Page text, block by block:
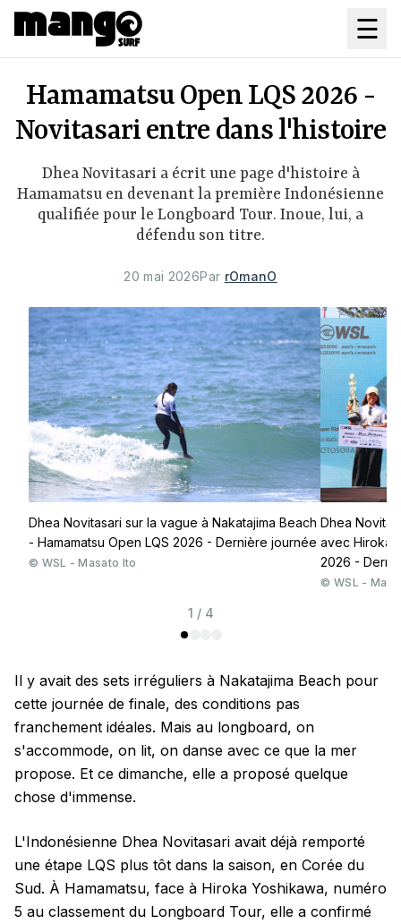
Aller au contenu principal
☰
Hamamatsu Open LQS 2026 -
Novitasari entre dans l'histoire
Dhea Novitasari a écrit une page d'histoire à
Hamamatsu en devenant la première Indonésienne
qualifiée pour le Longboard Tour. Inoue, lui, a
défendu son titre.
20 mai 2026Par rOmanO
Dhea Novitasari sur la vague à Nakatajima Beach
- Hamamatsu Open LQS 2026 - Dernière journée
© WSL - Masato Ito
Dhea
avec Hiroka
2026 -
© WSL -
1 / 4
Il y avait des sets irréguliers à Nakatajima Beach pour
cette journée de finale, des conditions pas
franchement idéales. Mais au longboard, on
s'accommode, on lit, on danse avec ce que la mer
propose. Et ce dimanche, elle a proposé quelque
chose d'immense.
L'Indonésienne Dhea Novitasari avait déjà remporté
une étape LQS plus tôt dans la saison, en Corée du
Sud. À Hamamatsu, face à Hiroka Yoshikawa, numéro
5 au classement du Longboard Tour, elle a confirmé